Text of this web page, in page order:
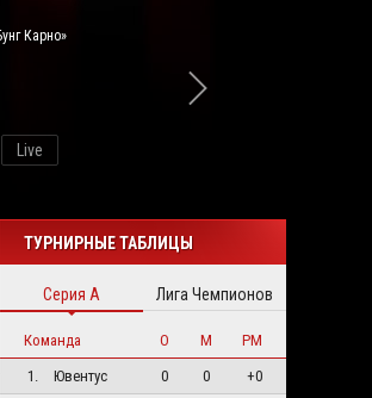
Карно»
Live
ТУРНИРНЫЕ ТАБЛИЦЫ
Серия А Лига Чемпионов
Команда О М
РМ
1.
Ювентус 0 0
+0